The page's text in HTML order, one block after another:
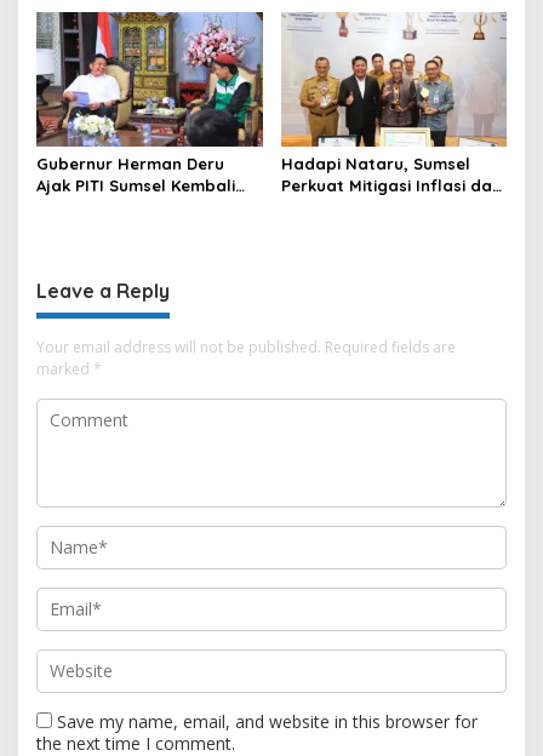
Desa Keman OKI
Pilar Keadilan Tata Usaha
Negara
Gubernur Herman Deru
Ajak PITI Sumsel Kembali
Hadapi Nataru, Sumsel
Perkuat Mitigasi Inflasi dan
Leave a Reply
Your email address will not be published. Required fields are
marked *
Save my name, email, and website in this browser for
the next time I comment.